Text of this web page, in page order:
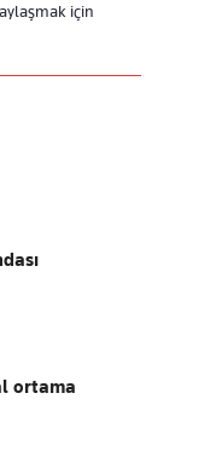
için
ortama